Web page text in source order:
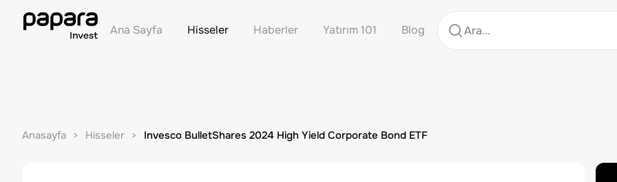
Ana Sayfa Hisseler Haberler Yatırım 101 Blog
Anasayfa Hisseler Invesco BulletShares 2024 High Yield Corporate Bond ETF